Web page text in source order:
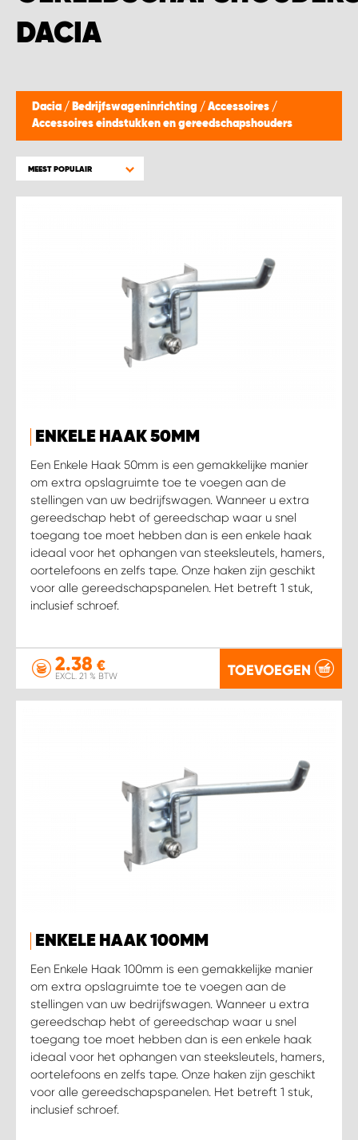
DACIA
Dacia / Bedrijfswageninrichting / Accessoires /
Accessoires eindstukken en gereedschapshouders
MEEST POPULAIR
ENKELE HAAK 50MM
Een Enkele Haak 50mm is een gemakkelijke manier
om extra opslagruimte toe te voegen aan de
stellingen van uw bedrijfswagen. Wanneer u extra
gereedschap hebt of gereedschap waar u snel
toegang toe moet hebben dan is een enkele haak
ideaal voor het ophangen van steeksleutels, hamers,
oortelefoons en zelfs tape. Onze haken zijn geschikt
voor alle gereedschapspanelen. Het betreft 1 stuk,
inclusief schroef.
2.38 €
EXCL. 21 % BTW TOEVOEGEN
ENKELE HAAK 100MM
Een Enkele Haak 100mm is een gemakkelijke manier
om extra opslagruimte toe te voegen aan de
stellingen van uw bedrijfswagen. Wanneer u extra
gereedschap hebt of gereedschap waar u snel
toegang toe moet hebben dan is een enkele haak
ideaal voor het ophangen van steeksleutels, hamers,
oortelefoons en zelfs tape. Onze haken zijn geschikt
voor alle gereedschapspanelen. Het betreft 1 stuk,
inclusief schroef.
WORK SYSTEM BEST
WORK SYSTEM EVERDINGEN
WORK SYSTEM GORREDIJK
WORK SYSTEM GRONINGEN
WORK SYSTEM LOPIK AUTOSERVICE BENSCHOP
WORK SYSTEM LOPIK GARAGE STUIVENBERG
WORK SYSTEM NIEUWEGEIN
WORK SYSTEM NIEUWERKERK AAN DEN IJSSEL
WORK SYSTEM REEUWIJK
WORK SYSTEM UITHOORN